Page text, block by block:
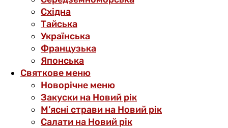
Східна
Тайська
Українська
Французька
Японська
Святкове меню
Новорічне меню
Закуски на Новий рік
М’ясні страви на Новий рік
Салати на Новий рік